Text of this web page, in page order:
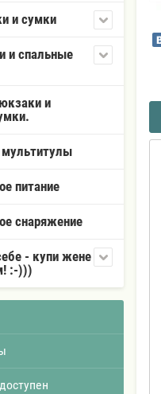
и сумки
и спальные
и
питание
снаряжение
- купи жене
:-)))